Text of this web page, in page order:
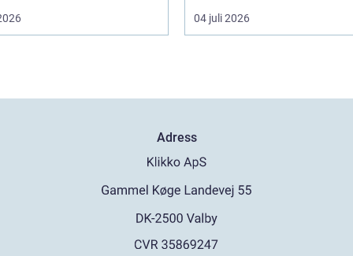
04 juli 2026
Adress